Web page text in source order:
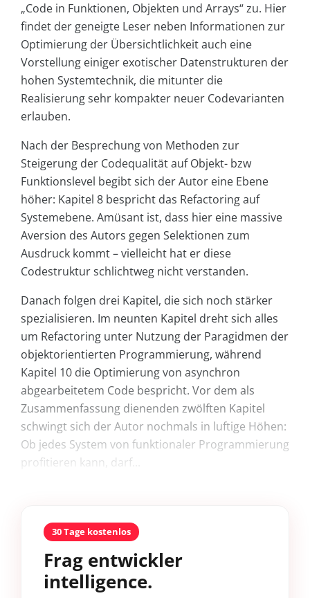
„Code in Funktionen, Objekten und Arrays“ zu. Hier
findet der geneigte Leser neben Informationen zur
Optimierung der Übersichtlichkeit auch eine
Vorstellung einiger exotischer Datenstrukturen der
hohen Systemtechnik, die mitunter die
Realisierung sehr kompakter neuer Codevarianten
erlauben.
Nach der Besprechung von Methoden zur
Steigerung der Codequalität auf Objekt- bzw
Funktionslevel begibt sich der Autor eine Ebene
höher: Kapitel 8 bespricht das Refactoring auf
Systemebene. Amüsant ist, dass hier eine massive
Aversion des Autors gegen Selektionen zum
Ausdruck kommt – vielleicht hat er diese
Codestruktur schlichtweg nicht verstanden.
Danach folgen drei Kapitel, die sich noch stärker
spezialisieren. Im neunten Kapitel dreht sich alles
um Refactoring unter Nutzung der Paragidmen der
objektorientierten Programmierung, während
Kapitel 10 die Optimierung von asynchron
abgearbeitetem Code bespricht. Vor dem als
Zusammenfassung dienenden zwölften Kapitel
schwingt sich der Autor nochmals in luftige Höhen:
Ob jedes System von funktionaler Programmierung
profitieren kann, darf...
30 Tage kostenlos
Frag entwickler
intelligence.